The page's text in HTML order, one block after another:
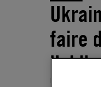
faire